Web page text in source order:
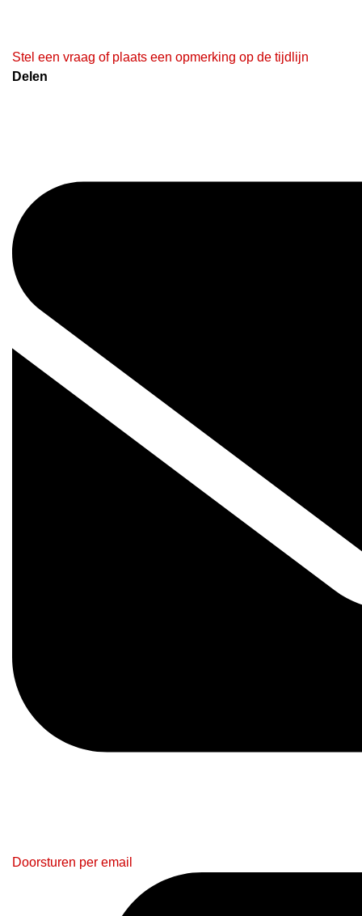
Stel een vraag of plaats een opmerking op de tijdlijn
Delen
Doorsturen per email